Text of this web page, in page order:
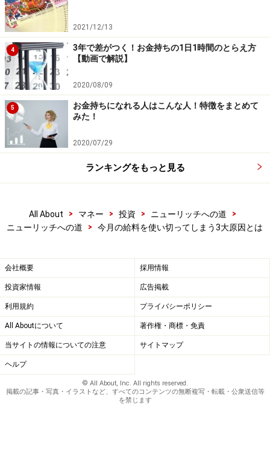
2021/12/13
4
3年で差がつく！お金持ちの1日1時間のとらえ方
【動画で解説】
2020/08/09
5
お金持ちになれる人はこんな人！特徴をまとめて
みた！
2020/07/29
ランキングをもっと見る
All About > マネー > 投資 > ニューリッチへの道
>
ニューリッチへの道
> 今月の給料を使い切ってしまう3大原因とは
会社概要 採用情報
投資家情報 広告掲載
利用規約 プライバシーポリシー
All Aboutについて 著作権・商標・免責
当サイトの情報についての注意 サイトマップ
ヘルプ
© All About, Inc. All rights reserved.
掲載の記事・写真・イラストなど、すべてのコンテンツの無断複写・転載・公衆送信等
を禁じます